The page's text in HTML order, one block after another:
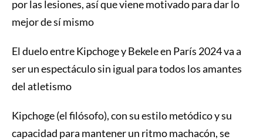
por las lesiones, así que viene motivado para dar lo
mejor de sí mismo
El duelo entre Kipchoge y Bekele en París 2024 va a
ser un espectáculo sin igual para todos los amantes
del atletismo
Kipchoge (el filósofo), con su estilo metódico y su
capacidad para mantener un ritmo machacón, se